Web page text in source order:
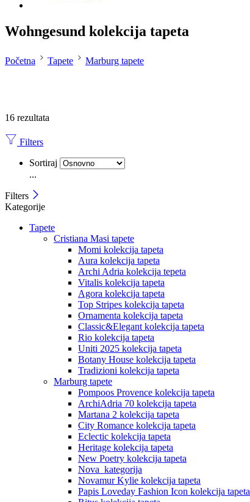
Wohngesund kolekcija tapeta
Početna Tapete Marburg tapete
16 rezultata
Filters
Sortiraj
...
Filters
Kategorije
Tapete
Cristiana Masi tapete
Momi kolekcija tapeta
Aura kolekcija tapeta
Archi Adria kolekcija tepeta
Vitalis kolekcija tapeta
Agora kolekcija tapeta
Top Stripes kolekcija tapeta
Ornamenta kolekcija tapeta
Classic&Elegant kolekcija tapeta
Rio kolekcija tapeta
Uniti 2025 kolekcija tapeta
Botany House kolekcija tapeta
Tradizioni kolekcija tapeta
Marburg tapete
Pompoos Provence kolekcija tapeta
ArchiAdria 70 kolekcija tapeta
Martana 2 kolekcija tapeta
City Romance kolekcija tapeta
Eclectic kolekcija tapeta
Heritage kolekcija tapeta
New Poetry kolekcija tapeta
Nova_kategorija
Novamur Kylie kolekcija tapeta
Papis Loveday Fashion Icon kolekcija tapeta